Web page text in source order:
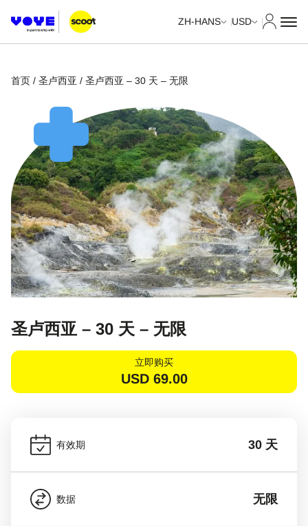
ZH-HANS USD
首页 / 圣卢西亚 / 圣卢西亚 – 30 天 – 无限
圣卢西亚 – 30 天 – 无限
立即购买
USD 69.00
有效期 30 天
数据 无限